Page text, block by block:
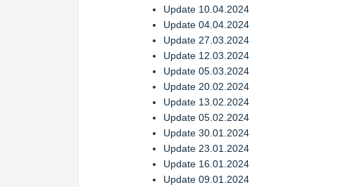
Update 10.04.2024
Update 04.04.2024
Update 27.03.2024
Update 12.03.2024
Update 05.03.2024
Update 20.02.2024
Update 13.02.2024
Update 05.02.2024
Update 30.01.2024
Update 23.01.2024
Update 16.01.2024
Update 09.01.2024